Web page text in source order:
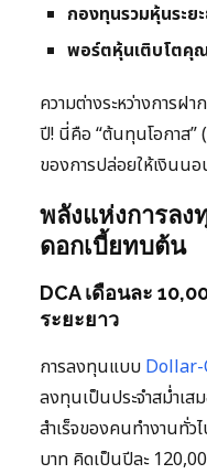
กองทุนรวมหุ้นระย
พอร์ตหุ้นเติบโตคุ
ความต่างระหว่างการ
ปี! นี่คือ “ต้นทุนโอกาส
ของการปล่อยให้เงินน
พลังแห่งการล
ดอกเบี้ยทบต้น
DCA เดือนละ
ระยะยาว
การลงทุนแบบ Dollar-
ลงทุนเป็นประจำสม่ำเ
สำเร็จของคนทำงานทั่
บาท คิดเป็นปีละ